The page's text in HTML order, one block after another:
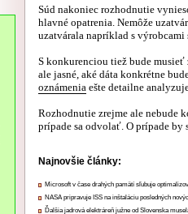
Súd nakoniec rozhodnutie
hlavné opatrenia. Nemôže
uzatvárala napríklad s
S konkurenciou tiež bude
ale jasné, aké dáta konkrétne
oznámenia ešte detailne
Rozhodnutie zrejme ale nebude
prípade sa odvolať. O prípade by
Najnovšie články:
Microsoft v čase drahých pamätí sľubuje
NASA pripravuje ISS na inštaláciu posledných
Ďalšia jadrová elektráreň južne od Slovenska